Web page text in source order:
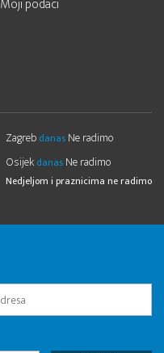
Moji podaci
Zagreb danas Ne radimo
Osijek danas Ne radimo
Nedjeljom i praznicima ne radimo